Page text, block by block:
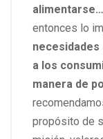
alimentarse…
entonces lo
a los
manera de
propósito de